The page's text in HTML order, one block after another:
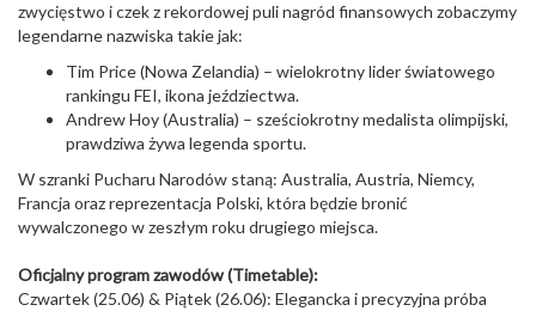
zwycięstwo i czek z rekordowej puli nagród finansowych zobaczymy
legendarne nazwiska takie jak:
Tim Price (Nowa Zelandia) – wielokrotny lider światowego
rankingu FEI, ikona jeździectwa.
Andrew Hoy (Australia) – sześciokrotny medalista olimpijski,
prawdziwa żywa legenda sportu.
W szranki Pucharu Narodów staną: Australia, Austria, Niemcy,
Francja oraz reprezentacja Polski, która będzie bronić
wywalczonego w zeszłym roku drugiego miejsca.
Oficjalny program zawodów (Timetable):
Czwartek (25.06) & Piątek (26.06): Elegancka i precyzyjna próba